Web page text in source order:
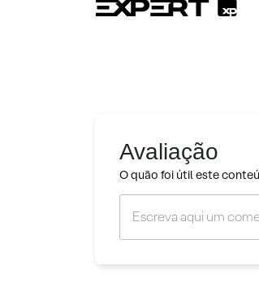
Avaliação
O quão foi útil este